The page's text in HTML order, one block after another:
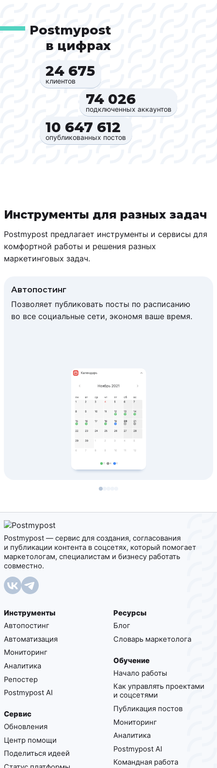
Postmypost
в цифрах
24 675‍
клиентов
74 026‍
подключенных аккаунтов
10 647 612‍
опубликованных постов
Инструменты для разных задач
Postmypost предлагает инструменты и сервисы для
комфортной работы и решения разных
маркетинговых задач.
Автопостинг
Позволяет публиковать посты по расписанию
во все социальные сети, экономя ваше время.
Postmypost — сервис для создания, согласования
и публикации контента в соцсетях, который помогает
маркетологам, специалистам и бизнесу работать
совместно.
Инструменты
Автопостинг
Автоматизация
Мониторинг
Аналитика
Репостер
Postmypost AI
Сервис
Обновления
Центр помощи
Поделиться идеей
Ресурсы
Блог
Cловарь маркетолога
Обучение
Начало работы
Как управлять проектами
и соцсетями
Публикация постов
Мониторинг
Аналитика
Postmypost AI
Командная работа